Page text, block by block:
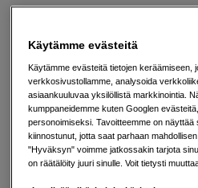
terävyyden, kun se ladataan
ladataan alle 1080 pikselin
Esimerkki 2:Suurennus siitä,
näyttää. (Vasen: Ei artefakteja.
Käytämme evästeitä
Käytämme evästeitä tietojen
verkkosivustollamme, analysoida
asiaankuuluvaa yksilöllistä markkinointia.
kumppaneidemme kuten Googlen
personoimiseksi. Tavoitteemme on
kiinnostunut, jotta saat parhaan
"Hyväksyn" voimme jatkossakin tarjota
on räätälöity juuri sinulle. Voit tietysti